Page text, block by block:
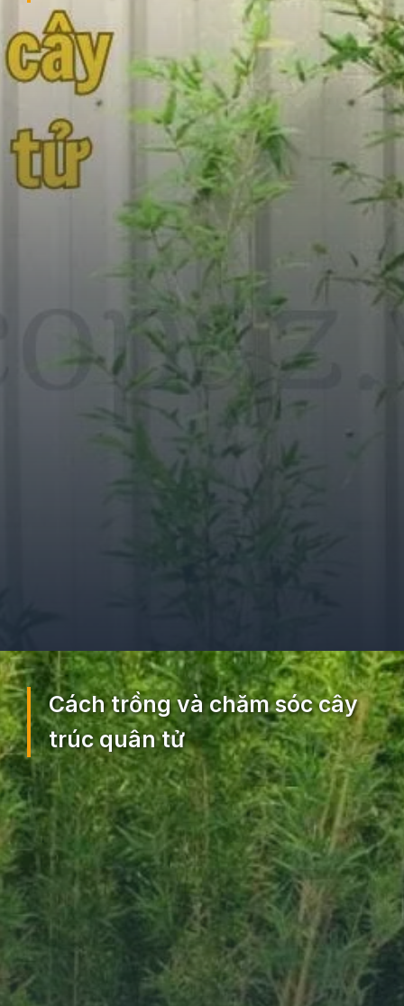
Đang mởhttps://ocopaz.vn/truc-quan-tu-260
Cách trồng và chăm sóc cây
trúc quân tử